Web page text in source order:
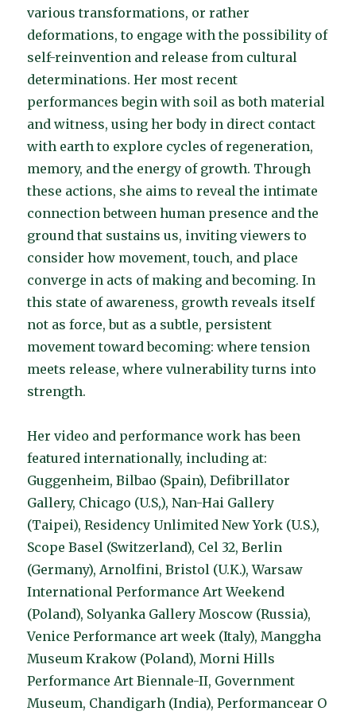
various transformations, or rather
deformations, to engage with the possibility of
self-reinvention and release from cultural
determinations. Her most recent
performances begin with soil as both material
and witness, using her body in direct contact
with earth to explore cycles of regeneration,
memory, and the energy of growth. Through
these actions, she aims to reveal the intimate
connection between human presence and the
ground that sustains us, inviting viewers to
consider how movement, touch, and place
converge in acts of making and becoming. In
this state of awareness, growth reveals itself
not as force, but as a subtle, persistent
movement toward becoming: where tension
meets release, where vulnerability turns into
strength.
Her video and performance work has been
featured internationally, including at:
Guggenheim, Bilbao (Spain), Defibrillator
Gallery, Chicago (U.S,), Nan-Hai Gallery
(Taipei), Residency Unlimited New York (U.S.),
Scope Basel (Switzerland), Cel 32, Berlin
(Germany), Arnolfini, Bristol (U.K.), Warsaw
International Performance Art Weekend
(Poland), Solyanka Gallery Moscow (Russia),
Venice Performance art week (Italy), Manggha
Museum Krakow (Poland), Morni Hills
Performance Art Biennale-II, Government
Museum, Chandigarh (India), Performancear O